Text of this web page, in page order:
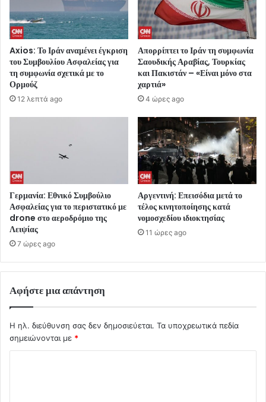
Axios: Το Ιράν αναμένει έγκριση
του Συμβουλίου Ασφαλείας για
τη συμφωνία σχετικά με το
Ορμούζ
12 λεπτά ago
Απορρίπτει το Ιράν τη συμφωνία
Σαουδικής Αραβίας, Τουρκίας
και Πακιστάν – «Είναι μόνο στα
χαρτιά»
4 ώρες ago
Γερμανία: Εθνικό Συμβούλιο
Ασφαλείας για το περιστατικό με
drone στο αεροδρόμιο της
Λειψίας
7 ώρες ago
Αργεντινή: Επεισόδια μετά το
τέλος κινητοποίησης κατά
νομοσχεδίου ιδιοκτησίας
11 ώρες ago
Αφήστε μια απάντηση
Η ηλ. διεύθυνση σας δεν δημοσιεύεται. Τα υποχρεωτικά πεδία
σημειώνονται με *